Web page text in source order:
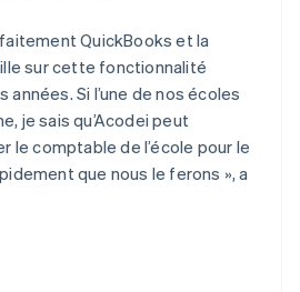
QuickBooks et la
sur cette fonctionnalité
Si l’une de nos écoles
je sais qu’Acodei peut
le comptable de l’école pour le
que nous le ferons », a